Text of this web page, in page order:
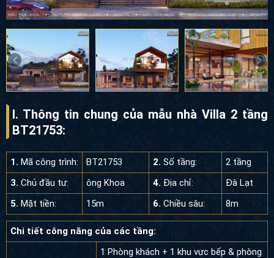
I. Thông tin chung của mẫu nhà Villa 2 tầng
BT21753:
1. Mã công trình: BT21753 2. Số tầng:
2 tầng
3. Chủ đầu tư: ông Khoa 4. Địa chỉ:
Đà Lạt
5. Mặt tiền: 15m 6. Chiều sâu: 8m
Chi tiết công năng của các tầng:
1 Phòng khách + 1 khu vực bếp & phòng